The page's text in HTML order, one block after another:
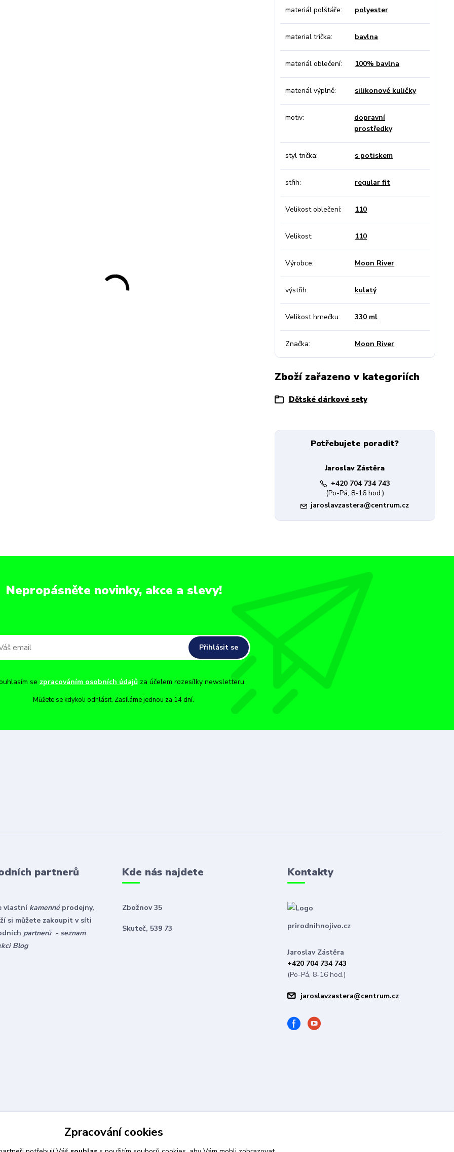
materiál polštáře polyester
material trička bavlna
materiál oblečení 100% bavlna
materiál výplně silikonové kuličky
motiv
dopravní
prostředky
styl trička s potiskem
střih regular fit
Velikost oblečení 110
Velikost 110
Výrobce Moon River
výstřih kulatý
Velikost hrnečku 330 ml
Značka Moon River
Zboží zařazeno v kategoriích
Dětské dárkové sety
Potřebujete poradit?
Jaroslav Zástěra
+420 704 734 743
(Po-Pá, 8-16 hod.)
jaroslavzastera@centrum.cz
Nepropásněte novinky, akce a slevy!
Přihlásit se
se zpracováním osobních údajůza účelem rozesílky newsletteru.
Můžete se kdykoli odhlásit. Zasíláme jednou za 14 dní.
partnerů
vlastní kamennéprodejny,
si můžete zakoupit v síti
partnerů - seznam
Blog
Kde nás najdete
Zbožnov 35
Skuteč, 539 73
Kontakty
prirodnihnojivo.cz
Jaroslav Zástěra
+420 704 734 743
(Po-Pá, 8-16 hod.)
jaroslavzastera@centrum.cz
Zpracování cookies